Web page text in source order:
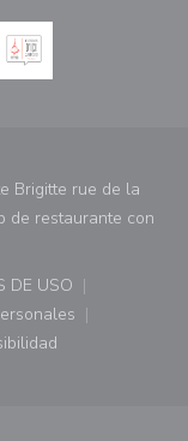
Brigitte rue de la
de restaurante con
una nueva ventana))
DE USO
((abre en una nueva
nueva ventana))
ventana))
((abre en una nueva